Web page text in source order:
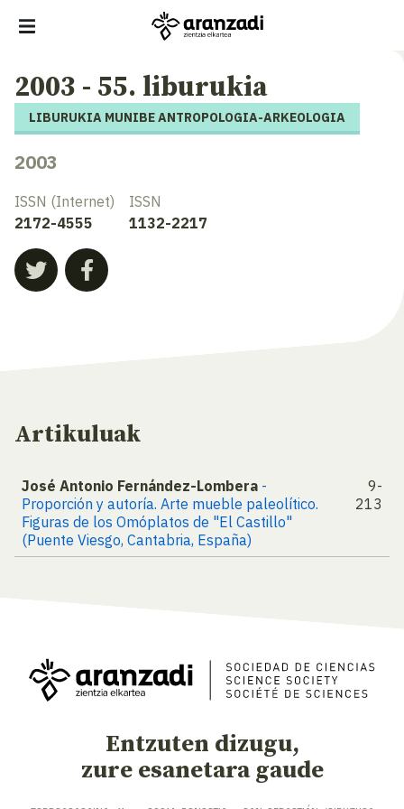
2003 - 55. liburukia
LIBURUKIA MUNIBE ANTROPOLOGIA-ARKEOLOGIA
2003
ISSN (Internet)
2172-4555
ISSN
1132-2217
Artikuluak
José Antonio Fernández-Lombera -
Proporción y autoría. Arte mueble paleolítico.
Figuras de los Omóplatos de "El Castillo"
(Puente Viesgo, Cantabria, España)
9-
213
Entzuten dizugu,
zure esanetara gaude